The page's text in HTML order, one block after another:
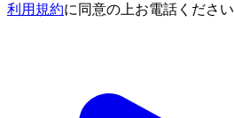
利用規約に同意の上お電話ください